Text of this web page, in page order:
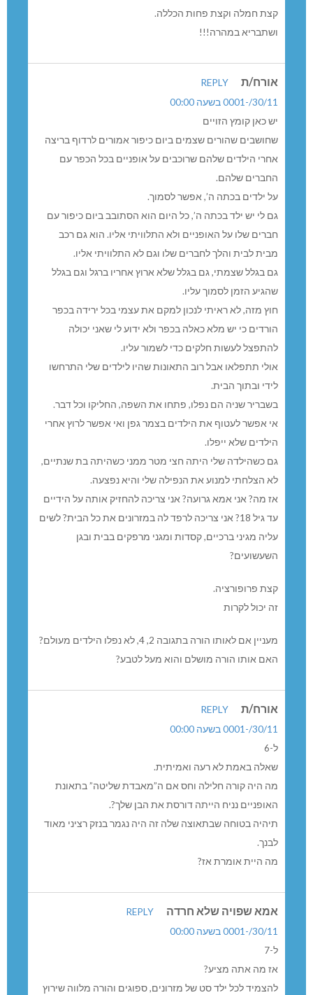
קצת חמלה וקצת פחות הכללה.
ושתבריא במהרה!!!
אורח/ת
REPLY
30/11/-0001 בשעה 00:00
יש כאן קומץ הזויים
שחושבים שהורים שצמים ביום כיפור אמורים לרדוף בריצה
אחרי הילדים שלהם שרוכבים על אופניים בכל הכפר עם
החברים שלהם.
על ילדים בכתה ה’, אפשר לסמוך.
גם לי יש ילד בכתה ה’, כל היום הוא הסתובב ביום כיפור עם
חברים שלו על האופניים ולא התלוויתי אליו. הוא גם רכב
מבית לבית והלך לחברים שלו וגם לא התלוויתי אליו.
גם בגלל שצמתי, גם בגלל שלא ארוץ אחריו ברגל וגם בגלל
שהגיע הזמן לסמוך עליו.
חוץ מזה, לא ראיתי לנכון למקם את עצמי בכל ירידה בכפר
הורדים כי יש מלא כאלה בכפר ולא ידוע לי שאני יכולה
להתפצל לעשות חלקים כדי לשמור עליו.
אולי תתפלאו אבל רוב התאונות שהיו לילדים שלי התרחשו
לידי ובתוך הבית.
בשבריר שניה הם נפלו, פתחו את השפה, החליקו וכל דבר.
אי אפשר לעטוף את הילדים בצמר גפן ואי אפשר לרוץ אחרי
הילדים שלא ייפלו.
גם כשהילדה שלי היתה חצי מטר ממני כשהיתה בת שנתיים,
לא הצלחתי למנוע את הנפילה שלי והיא נפצעה.
אז מה? אני אמא גרועה? אני צריכה להחזיק אותה על הידיים
עד גיל 18? אני צריכה לרפד לה במזרונים את כל הבית? לשים
עליה מגיני ברכיים, קסדות ומגני מרפקים בבית ובגן
השעשועים?
קצת פרופורציה.
זה יכול לקרות
מעניין אם לאותו הורה בתגובה 2, 4, לא נפלו הילדים מעולם?
האם אותו הורה מושלם והוא מעל לטבע?
אורח/ת
REPLY
30/11/-0001 בשעה 00:00
ל-6
שאלה באמת לא רעה ואמיתית.
מה היה קורה חלילה וחס אם ה”מאבדת שליטה” בתאונת
האופניים נניח הייתה דורסת את הבן שלך?.
תיהיה בטוחה שבתאוצה שלה זה היה נגמר בנזק רציני מאוד
לבנך.
מה היית אומרת אז?
אמא שפויה שלא חרדה
REPLY
30/11/-0001 בשעה 00:00
ל-7
אז מה אתה מציע?
להצמיד לכל ילד סט של מזרונים, ספוגים והורה מלווה שירוץ